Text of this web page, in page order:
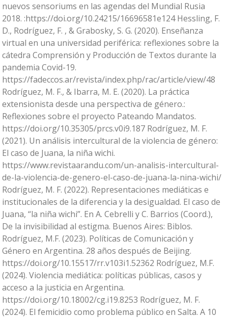
nuevos sensoriums en las agendas del Mundial Rusia
2018. :https://doi.org/10.24215/16696581e124 Hessling, F.
D., Rodríguez, F. , & Grabosky, S. G. (2020). Enseñanza
virtual en una universidad periférica: reflexiones sobre la
cátedra Comprensión y Producción de Textos durante la
pandemia Covid-19.
https://fadeccos.ar/revista/index.php/rac/article/view/48
Rodríguez, M. F., & Ibarra, M. E. (2020). La práctica
extensionista desde una perspectiva de género.:
Reflexiones sobre el proyecto Pateando Mandatos.
https://doi.org/10.35305/prcs.v0i9.187 Rodríguez, M. F.
(2021). Un análisis intercultural de la violencia de género:
El caso de Juana, la niña wichi.
https://www.revistaarandu.com/un-analisis-intercultural-
de-la-violencia-de-genero-el-caso-de-juana-la-nina-wichi/
Rodríguez, M. F. (2022). Representaciones mediáticas e
institucionales de la diferencia y la desigualdad. El caso de
Juana, “la niña wichi”. En A. Cebrelli y C. Barrios (Coord.),
De la invisibilidad al estigma. Buenos Aires: Biblos.
Rodríguez, M.F. (2023). Políticas de Comunicación y
Género en Argentina. 28 años después de Beijing.
https://doi.org/10.15517/rr.v103i1.52362 Rodríguez, M.F.
(2024). Violencia mediática: políticas públicas, casos y
acceso a la justicia en Argentina.
https://doi.org/10.18002/cg.i19.8253 Rodríguez, M. F.
(2024). El femicidio como problema público en Salta. A 10